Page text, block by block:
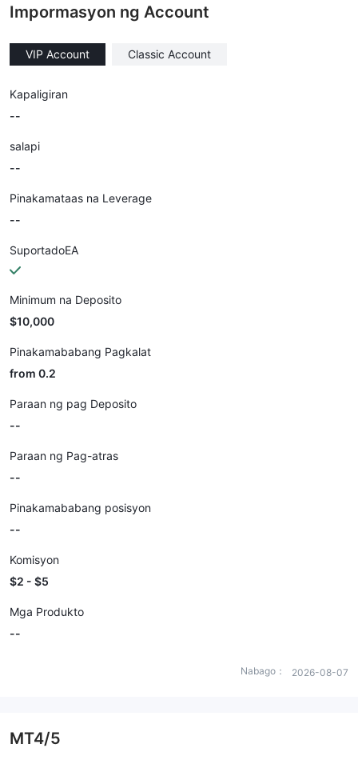
Impormasyon ng Account
VIP Account Classic Account
Kapaligiran
--
salapi
--
Pinakamataas na Leverage
--
SuportadoEA
Minimum na Deposito
$10,000
Pinakamababang Pagkalat
from 0.2
Paraan ng pag Deposito
--
Paraan ng Pag-atras
--
Pinakamababang posisyon
--
Komisyon
$2 - $5
Mga Produkto
--
Nabago： 2026-08-07
MT4/5